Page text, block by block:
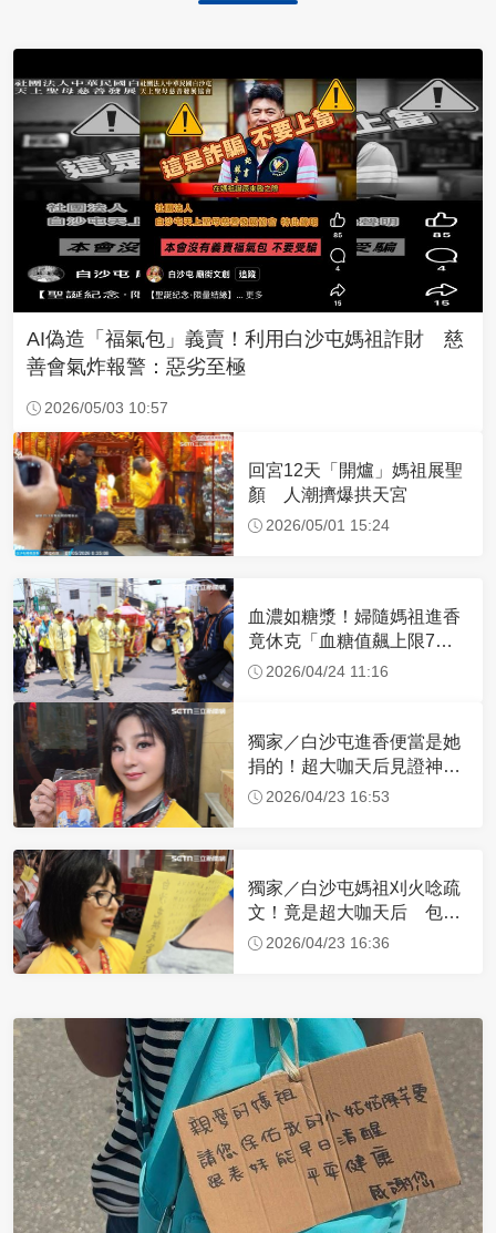
AI偽造「福氣包」義賣！利用白沙屯媽祖詐財 慈
善會氣炸報警：惡劣至極
2026/05/03 10:57
回宮12天「開爐」媽祖展聖
顏 人潮擠爆拱天宮
2026/05/01 15:24
血濃如糖漿！婦隨媽祖進香
竟休克「血糖值飆上限7
倍」 醫曝原因
2026/04/24 11:16
獨家／白沙屯進香便當是她
捐的！超大咖天后見證神
蹟 一靠近媽祖就爆哭
2026/04/23 16:53
獨家／白沙屯媽祖刈火唸疏
文！竟是超大咖天后 包尿
布忍尿5小時不喊累
2026/04/23 16:36